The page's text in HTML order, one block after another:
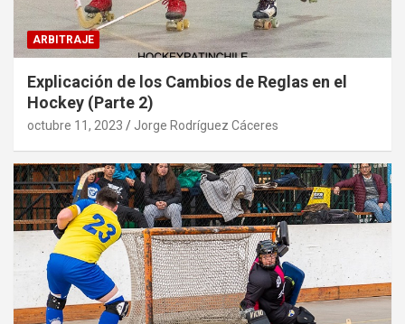
ARBITRAJE
Explicación de los Cambios de Reglas en el
Hockey (Parte 2)
octubre 11, 2023 Jorge Rodríguez Cáceres